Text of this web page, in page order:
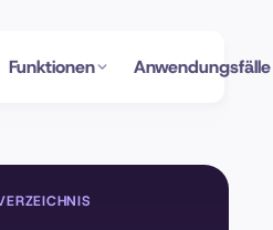
Funktionen Anwendungsfälle